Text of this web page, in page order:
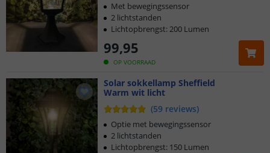
OP VOORRAAD
99,95
Met bewegingssensor
2 lichtstanden
Lichtopbrengst: 200 Lumen
Solar sokkellamp Sheffield
Warm wit licht
(59 reviews)
Optie met bewegingssensor
2 lichtstanden
Lichtopbrengst: 150 Lumen